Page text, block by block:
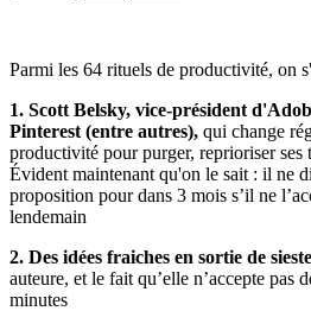
Parmi les 64 rituels de productivité, on
1. Scott Belsky, vice-président
Pinterest (entre autres), qui change
productivité pour purger, reprioriser ses
Évident maintenant qu'on le sait : il ne
proposition pour dans 3 mois s’il ne
lendemain
2. Des idées fraiches en sortie de
auteure, et le fait qu’elle n’accepte pas
minutes